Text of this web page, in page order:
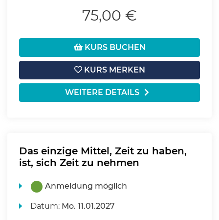
75,00 €
KURS BUCHEN
KURS MERKEN
WEITERE DETAILS
Das einzige Mittel, Zeit zu haben,
ist, sich Zeit zu nehmen
Anmeldung möglich
Datum: Mo. 11.01.2027